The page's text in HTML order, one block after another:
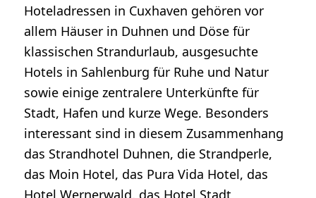
Hoteladressen in Cuxhaven gehören vor
allem Häuser in Duhnen und Döse für
klassischen Strandurlaub, ausgesuchte
Hotels in Sahlenburg für Ruhe und Natur
sowie einige zentralere Unterkünfte für
Stadt, Hafen und kurze Wege. Besonders
interessant sind in diesem Zusammenhang
das Strandhotel Duhnen, die Strandperle,
das Moin Hotel, das Pura Vida Hotel, das